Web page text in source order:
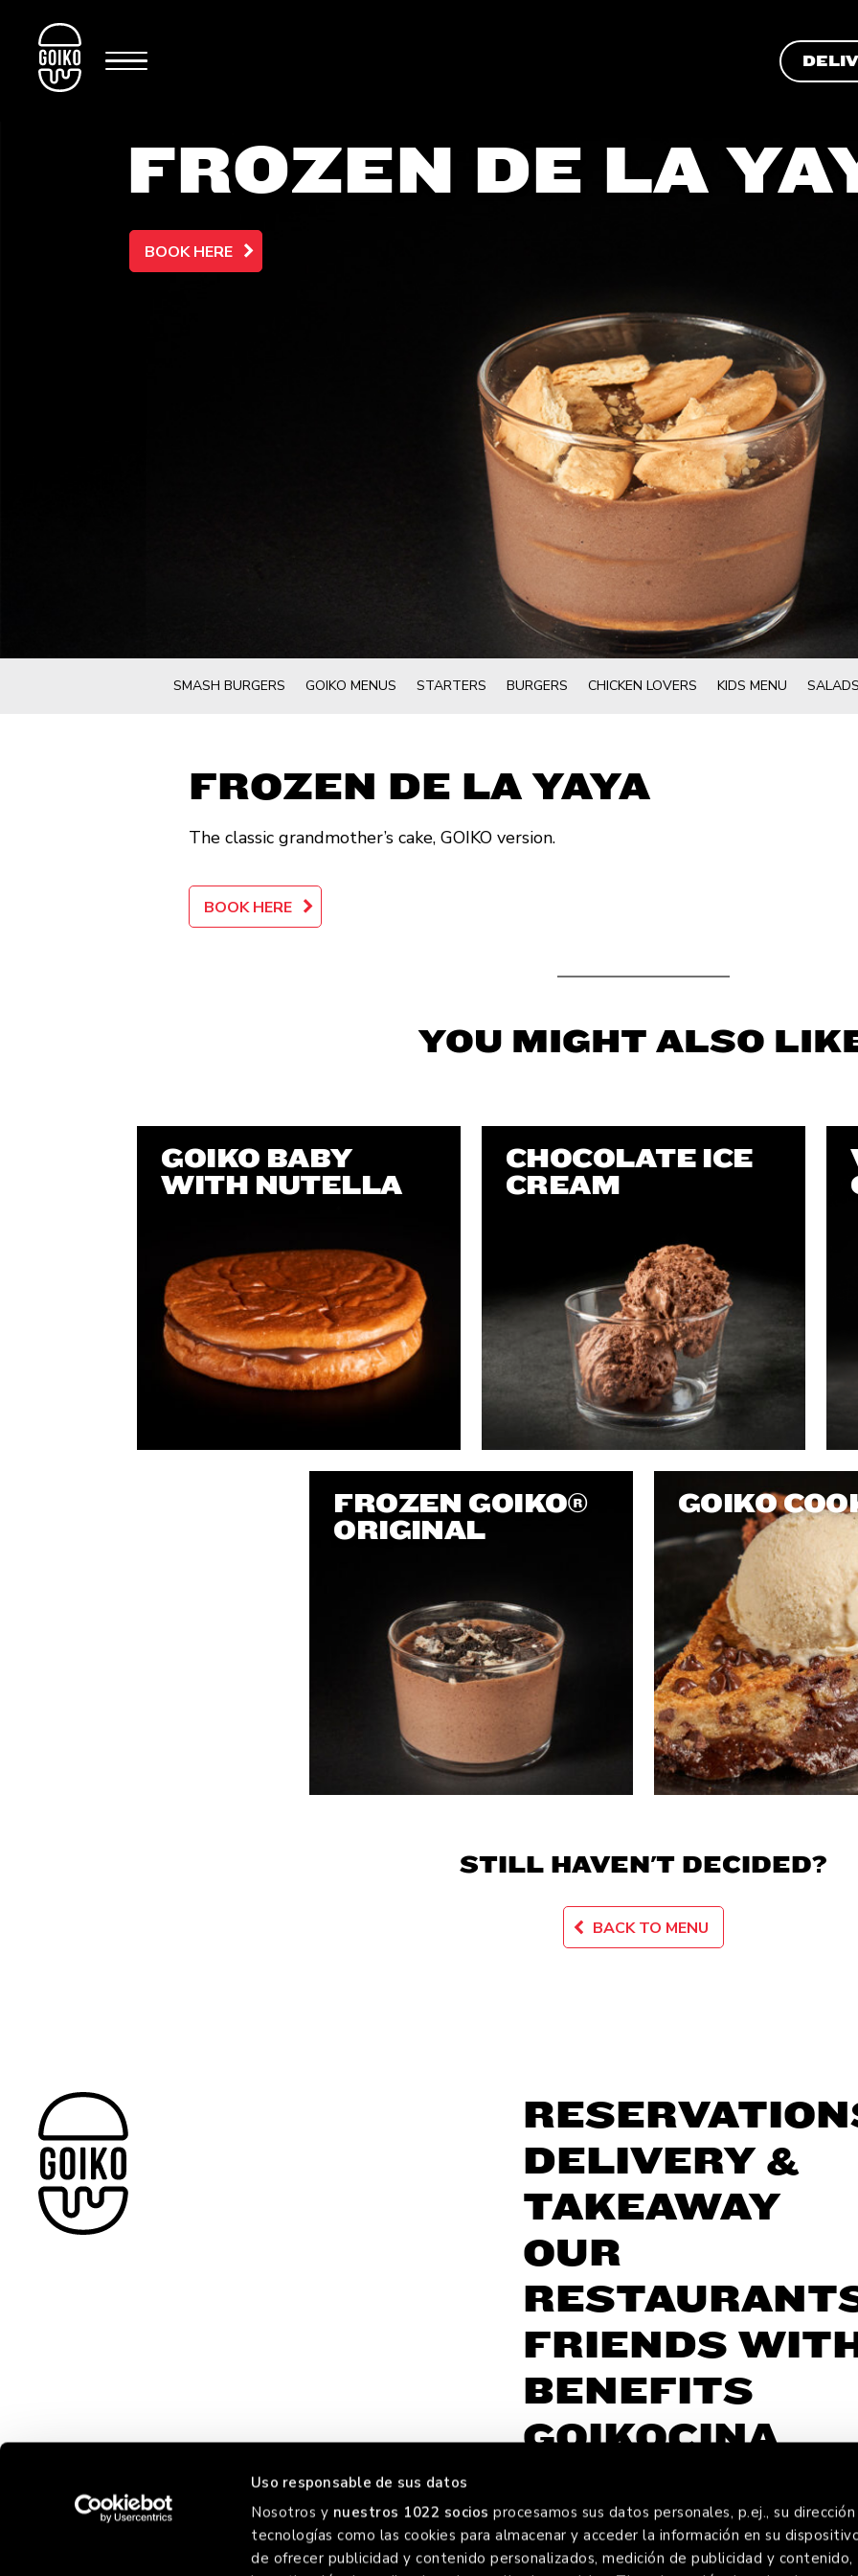
Uso responsable de sus datos
Nosotros y nuestros 1022 socios procesamos sus datos personales, p.ej., su dirección
tecnologías como las cookies para almacenar y acceder la información en su
de ofrecer publicidad y contenido personalizados, medición de publicidad y contenido,
FROZEN DE LA
BOOK HERE
SMASH BURGERS GOIKO MENUS STARTERS BURGERS CHICKEN LOVERS KIDS MENU
FROZEN DE LA YAYA
The classic grandmother’s cake, GOIKO version.
BOOK HERE
YOU MIGHT ALSO
GOIKO BABY
WITH NUTELLA
CHOCOLATE ICE
CREAM
FROZEN GOIKO®
ORIGINAL
GOIKO
STILL HAVEN'T DECIDED?
BACK TO MENU
DELIVERY &
TAKEAWAY
OUR
FRIENDS
BENEFITS
GOIKOCINA